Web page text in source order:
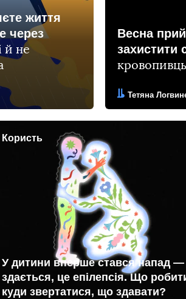
життя
через
й не
Весна
захистити
кровопивць
Автор:
Тетяна
Дата:
Користь
У дитини вперше стався напад —
здається, це епілепсія. Що
куди звертатися, що здавати?